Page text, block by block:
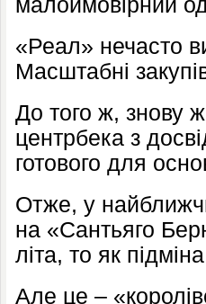
малоймовірний
«Реал» нечасто
Масштабні
До того ж, знову
центрбека з
готового для
Отже, у
на «Сантьяго
літа, то як
Але це –